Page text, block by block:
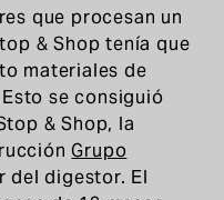
que procesan un
& Shop tenía que
materiales de
se consiguió
& Shop, la
Grupo
del digestor. El